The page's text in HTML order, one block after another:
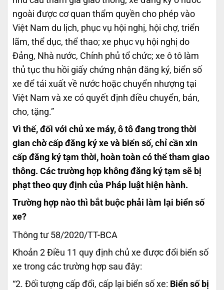
ngoài được cơ quan thẩm quyền cho phép vào
Việt Nam du lịch, phục vụ hội nghị, hội chợ, triển
lãm, thể dục, thể thao; xe phục vụ hội nghị do
Đảng, Nhà nước, Chính phủ tổ chức; xe ô tô làm
thủ tục thu hồi giấy chứng nhận đăng ký, biển số
xe để tái xuất về nước hoặc chuyển nhượng tại
Việt Nam và xe có quyết định điều chuyển, bán,
cho, tặng.”
Vì thế, đối với chủ xe máy, ô tô đang trong thời
gian chờ cấp đăng ký xe và biển số, chỉ cần xin
cấp đăng ký tạm thời, hoàn toàn có thể tham giao
thông. Các trường hợp không đăng ký tạm sẽ bị
phạt theo quy định của Pháp luật hiện hành.
Trường hợp nào thì bắt buộc phải làm lại biển số
xe?
Thông tư 58/2020/TT-BCA
Khoản 2 Điều 11 quy định chủ xe được đổi biển số
xe trong các trường hợp sau đây:
“2. Đối tượng cấp đổi, cấp lại biển số xe: Biển số bị